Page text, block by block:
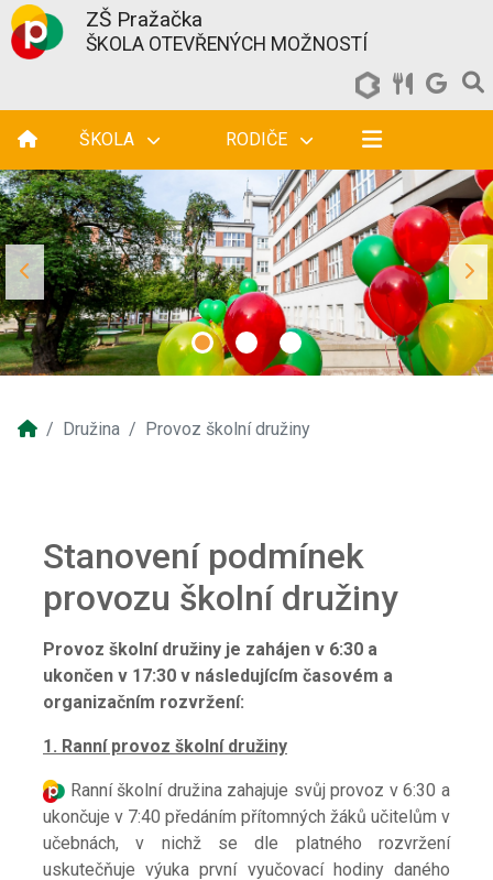
ZŠ Pražačka
ŠKOLA OTEVŘENÝCH MOŽNOSTÍ
ŠKOLA RODIČE
Družina Provoz školní družiny
Stanovení podmínek
provozu školní družiny
Provoz školní družiny je zahájen v 6:30 a
ukončen v 17:30 v následujícím časovém a
organizačním rozvržení:
1. Ranní provoz školní družiny
Ranní školní družina zahajuje svůj provoz v 6:30 a
ukončuje v 7:40 předáním přítomných žáků učitelům v
učebnách, v nichž se dle platného rozvržení
uskutečňuje výuka první vyučovací hodiny daného